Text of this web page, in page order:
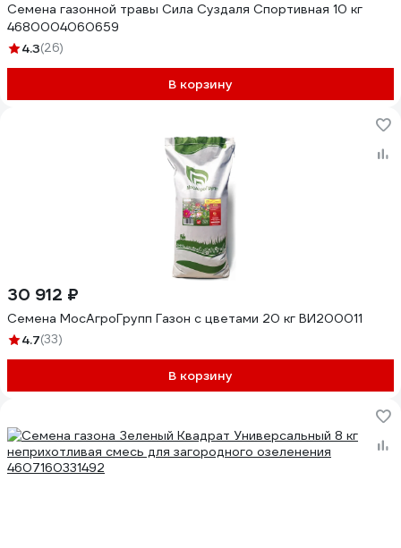
Семена газонной травы Сила Суздаля Спортивная 10 кг
4680004060659
4.3(26)
В корзину
30 912 ₽
Семена МосАгроГрупп Газон с цветами 20 кг ВИ200011
4.7(33)
В корзину